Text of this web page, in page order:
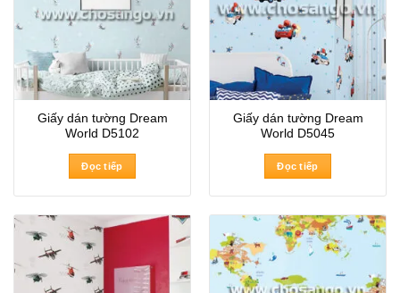
Giấy dán tường Dream
World D5102
Đọc tiếp
Giấy dán tường Dream
World D5045
Đọc tiếp